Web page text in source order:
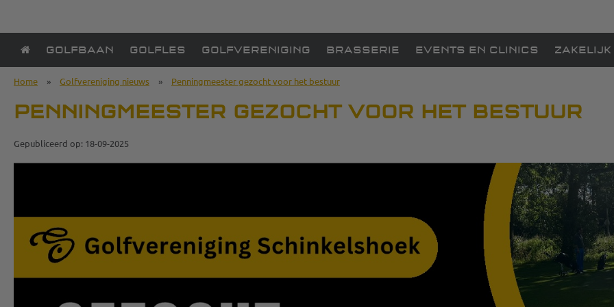
GOLFBAAN GOLFLES GOLFVERENIGING BRASSERIE EVENTS EN CLINICS ZAKELIJK
Home » Golfvereniging nieuws » Penningmeester gezocht voor het bestuur
PENNINGMEESTER GEZOCHT VOOR HET BESTUUR
Gepubliceerd op: 18-09-2025